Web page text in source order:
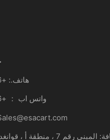
هاتف.: +86 18024817006
واتس اب ： +86 18024817006
إضافة: المبنى رقم 7 ،